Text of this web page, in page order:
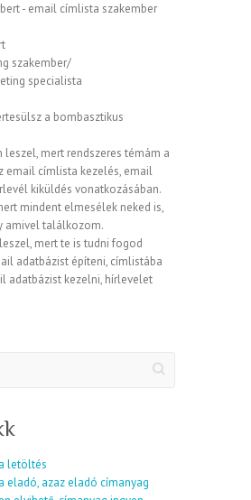
szakember/
specialista
a bombasztikus
leszel, mert rendszeres témám a
email címlista kezelés, email
kiküldés vonatkozásában.
mindent elmesélek neked is,
amivel találkozom.
mert te is tudni fogod
adatbázist építeni, címlistába
adatbázist kezelni, hírlevelet
letöltés
eladó, azaz eladó címanyag